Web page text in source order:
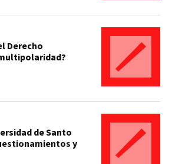
Derecho
de Santo
y